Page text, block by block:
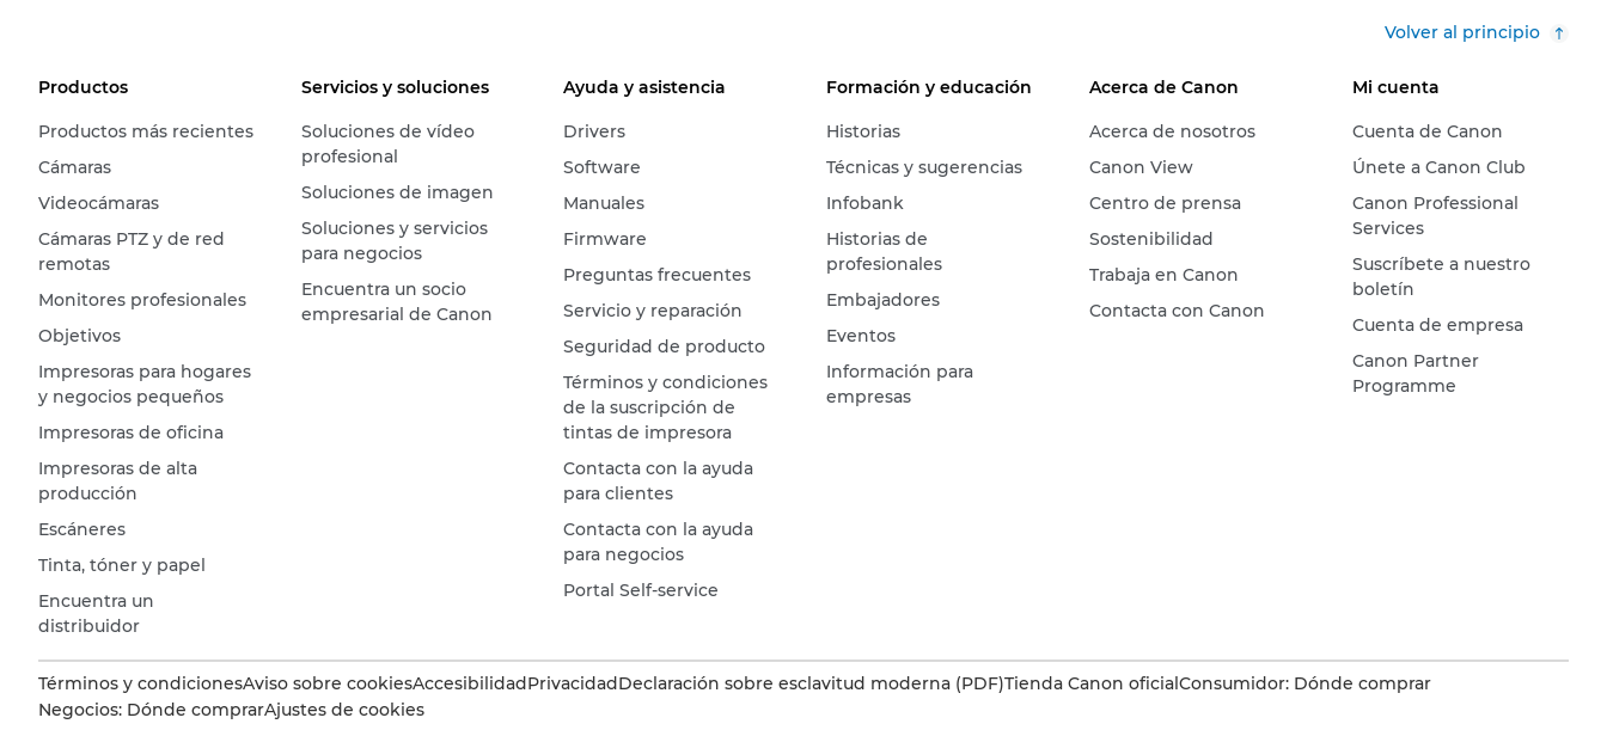
Volver al principio
Productos
Productos más recientes
Cámaras
Videocámaras
Cámaras PTZ y de red
remotas
Monitores profesionales
Objetivos
Impresoras para hogares
y negocios pequeños
Impresoras de oficina
Impresoras de alta
producción
Escáneres
Tinta, tóner y papel
Encuentra un
distribuidor
Servicios y soluciones
Soluciones de vídeo
profesional
Soluciones de imagen
Soluciones y servicios
para negocios
Encuentra un socio
empresarial de Canon
Ayuda y asistencia
Drivers
Software
Manuales
Firmware
Preguntas frecuentes
Servicio y reparación
Seguridad de producto
Términos y condiciones
de la suscripción de
tintas de impresora
Contacta con la ayuda
para clientes
Contacta con la ayuda
para negocios
Portal Self-service
Formación y educación
Historias
Técnicas y sugerencias
Infobank
Historias de
profesionales
Embajadores
Eventos
Información para
empresas
Acerca de Canon
Acerca de nosotros
Canon View
Centro de prensa
Sostenibilidad
Trabaja en Canon
Contacta con Canon
Mi cuenta
Cuenta de Canon
Únete a Canon Club
Canon Professional
Services
Suscríbete a nuestro
boletín
Cuenta de empresa
Canon Partner
Programme
Términos y condicionesAviso sobre cookiesAccesibilidadPrivacidadDeclaración sobre esclavitud moderna (PDF)Tienda Canon oficialConsumidor: Dónde comprar
Negocios: Dónde comprarAjustes de cookies